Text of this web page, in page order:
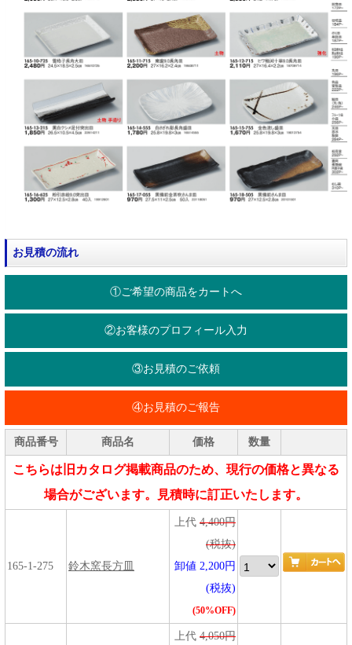
お見積の流れ
①ご希望の商品をカートへ
②お客様のプロフィール入力
③お見積のご依頼
④お見積のご報告
商品番号 商品名 価格 数量
こちらは旧カタログ掲載商品のため、現行の価格と異なる
場合がございます。見積時に訂正いたします。
165-1-275 鈴木窯長方皿
上代 4,400円
(税抜)
卸値 2,200円
(税抜)
(50%OFF)
上代 4,050円